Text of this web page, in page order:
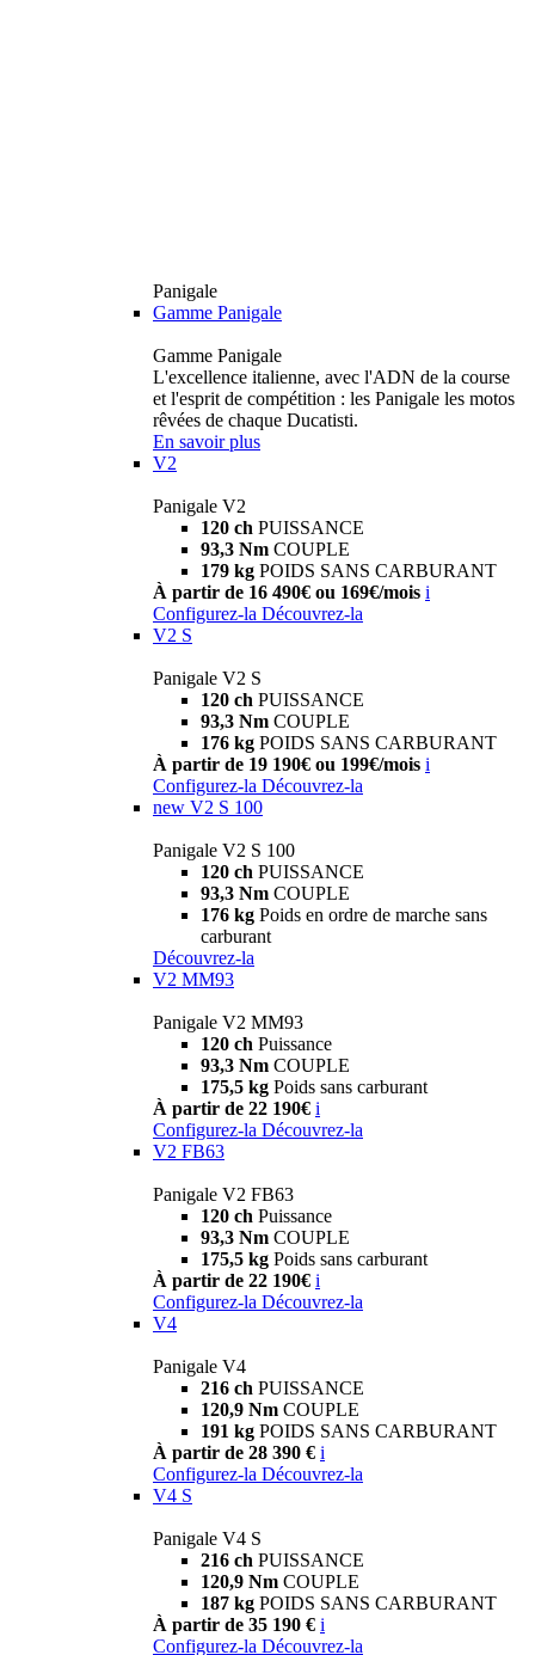
Panigale
Gamme Panigale
Gamme Panigale
L'excellence italienne, avec l'ADN de la course
et l'esprit de compétition : les Panigale les motos
rêvées de chaque Ducatisti.
En savoir plus
V2
Panigale V2
120 ch PUISSANCE
93,3 Nm COUPLE
179 kg POIDS SANS CARBURANT
À partir de 16 490€ ou 169€/mois i
Configurez-la Découvrez-la
V2 S
Panigale V2 S
120 ch PUISSANCE
93,3 Nm COUPLE
176 kg POIDS SANS CARBURANT
À partir de 19 190€ ou 199€/mois i
Configurez-la Découvrez-la
new V2 S 100
Panigale V2 S 100
120 ch PUISSANCE
93,3 Nm COUPLE
176 kg Poids en ordre de marche sans
carburant
Découvrez-la
V2 MM93
Panigale V2 MM93
120 ch Puissance
93,3 Nm COUPLE
175,5 kg Poids sans carburant
À partir de 22 190€ i
Configurez-la Découvrez-la
V2 FB63
Panigale V2 FB63
120 ch Puissance
93,3 Nm COUPLE
175,5 kg Poids sans carburant
À partir de 22 190€ i
Configurez-la Découvrez-la
V4
Panigale V4
216 ch PUISSANCE
120,9 Nm COUPLE
191 kg POIDS SANS CARBURANT
À partir de 28 390 € i
Configurez-la Découvrez-la
V4 S
Panigale V4 S
216 ch PUISSANCE
120,9 Nm COUPLE
187 kg POIDS SANS CARBURANT
À partir de 35 190 € i
Configurez-la Découvrez-la